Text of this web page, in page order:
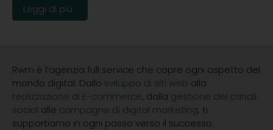
Leggi di più
Rwm è l’agenzia full service che copre ogni aspetto del
mondo digital. Dallo sviluppo di siti web alla
realizzazione di E-commerce, dalla gestione dei canali
social alle campagne di digital marketing, ti
supportiamo in ogni passo verso il successo.